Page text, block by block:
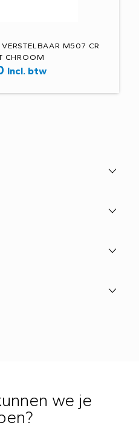
M507 CR
CHROOM
Incl. btw
we je